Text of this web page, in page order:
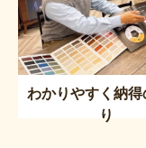
わかりやすく納
り